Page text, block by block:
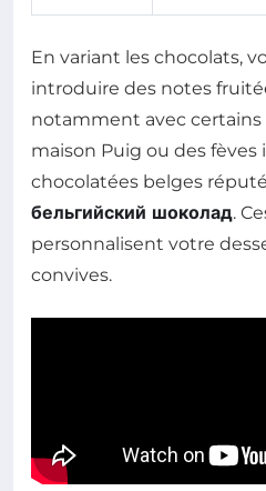
En variant les chocolats,
introduire des notes
notamment avec certains
maison Puig ou des fèves
chocolatées belges
бельгийский шоколад.
personnalisent votre
convives.